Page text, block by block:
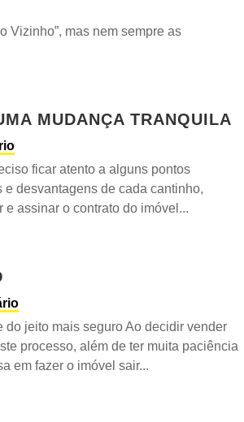
Vizinho”, mas nem sempre as
MUDANÇA TRANQUILA
ficar atento a alguns pontos
desvantagens de cada cantinho,
assinar o contrato do imóvel...
jeito mais seguro Ao decidir vender
processo, além de ter muita paciência
em fazer o imóvel sair...